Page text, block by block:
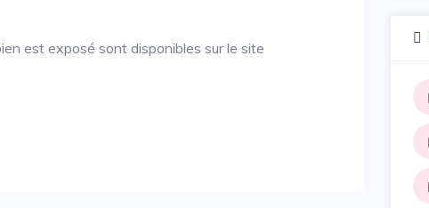
est exposé sont disponibles sur le site